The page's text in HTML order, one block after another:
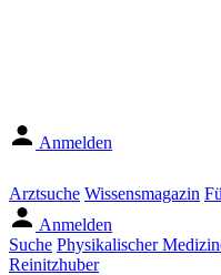
Anmelden
Arztsuche Wissensmagazin
Anmelden
Suche Physikalischer
Reinitzhuber